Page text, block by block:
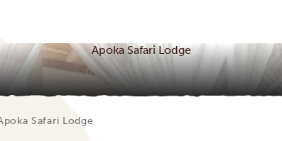
Apoka Safari Lodge
Safari Lodge